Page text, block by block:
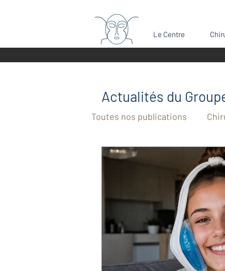
Le Centre
Toutes nos publications
Bosse du nez
Dents de sagesse
Actualités CBCMF Bordeaux
Actualités du